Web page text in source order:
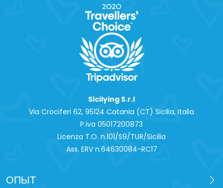
Sicilying S.r.l
Via Crociferi 62, 95124 Catania (CT) Sicilia, Italia
P.iva 0‍5017200873
Licenza T.O. n.101/S9/TUR/Sicilia
Ass. ERV n.64630084-RC17
ОПЫТ